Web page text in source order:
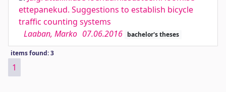
ettepanekud. Suggestions to establish bicycle
traffic counting systems
Laaban, Marko 07.06.2016 bachelor's theses
items found: 3
1